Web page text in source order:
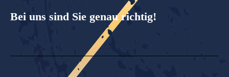
Bei uns sind Sie genau richtig!